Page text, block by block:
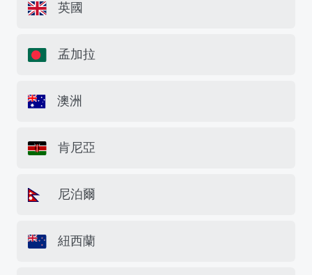
英國
孟加拉
澳洲
肯尼亞
尼泊爾
紐西蘭